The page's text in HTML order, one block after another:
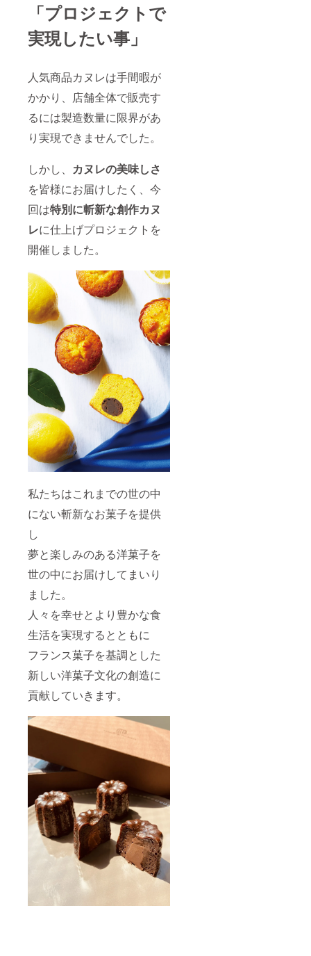
「プロジェクトで
実現したい事」
人気商品カヌレは手間暇が
かかり、店舗全体で販売す
るには製造数量に限界があ
り実現できませんでした。
しかし、 カヌレの美味しさ
を皆様にお届けしたく、今
回は特別に斬新な創作カヌ
レに仕上げプロジェクトを
開催しました。
私たちはこれまでの世の中
にない斬新なお菓子を提供
し
夢と楽しみのある洋菓子を
世の中にお届けしてまいり
ました。
人々を幸せとより豊かな食
生活を実現するとともに
フランス菓子を基調とした
新しい洋菓子文化の創造に
貢献していきます。